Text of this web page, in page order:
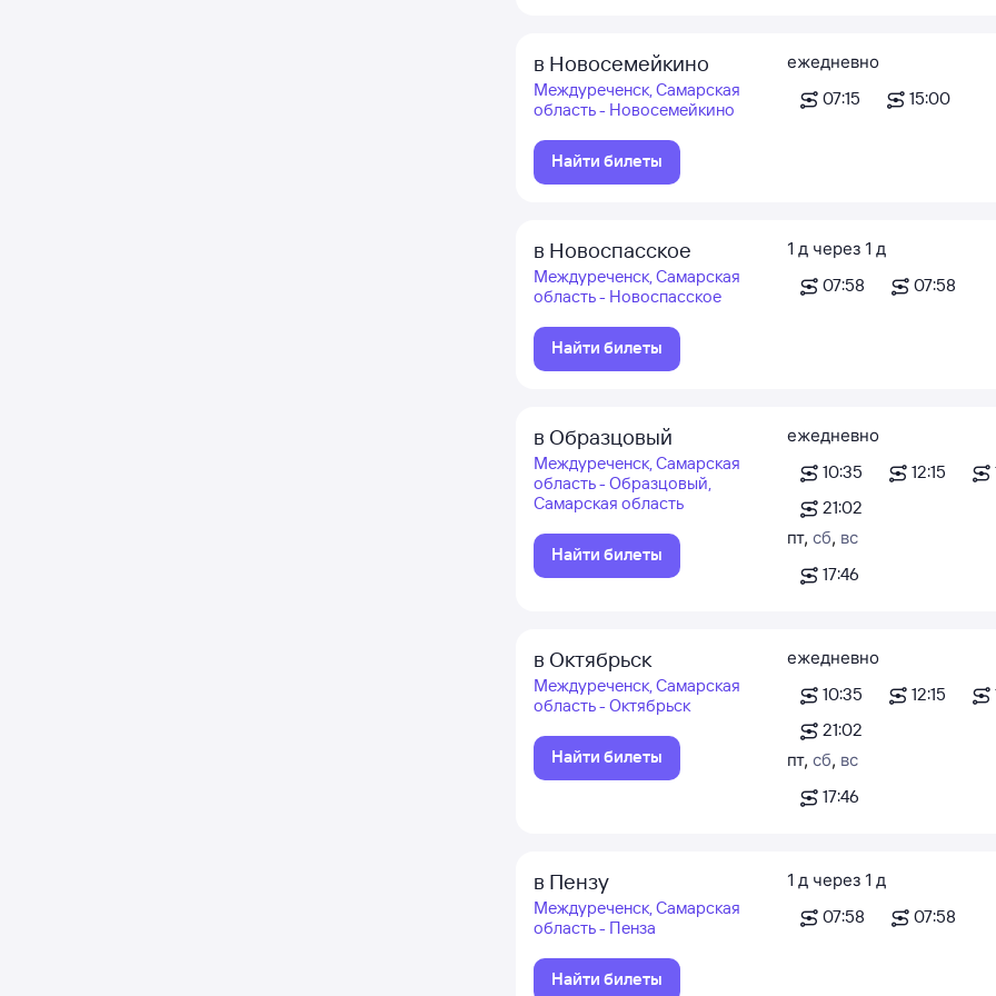
в Новосемейкино
Междуреченск, Самарская
область - Новосемейкино
Найти билеты
ежедневно
07:15
15:00
в Новоспасское
Междуреченск, Самарская
область - Новоспасское
Найти билеты
1 д через 1 д
07:58
07:58
в Образцовый
Междуреченск, Самарская
область - Образцовый,
Самарская область
Найти билеты
ежедневно
10:35
12:15
21:02
пт, сб, вс
17:46
в Октябрьск
Междуреченск, Самарская
область - Октябрьск
Найти билеты
ежедневно
10:35
12:15
21:02
пт, сб, вс
17:46
в Пензу
Междуреченск, Самарская
область - Пенза
Найти билеты
1 д через 1 д
07:58
07:58